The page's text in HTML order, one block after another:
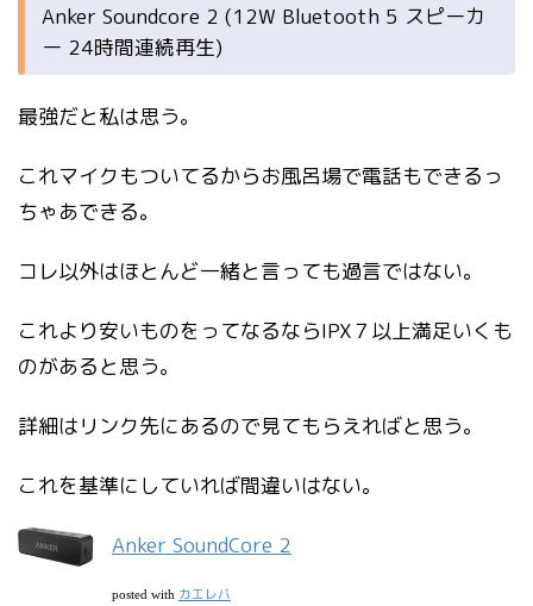
Anker Soundcore 2 (12W Bluetooth 5 スピーカ
ー 24時間連続再生)
最強だと私は思う。
これマイクもついてるからお風呂場で電話もできるっ
ちゃあできる。
コレ以外はほとんど一緒と言っても過言ではない。
これより安いものをってなるならIPX７以上満足いくも
のがあると思う。
詳細はリンク先にあるので見てもらえればと思う。
これを基準にしていれば間違いはない。
Anker SoundCore 2
posted with カエレバ